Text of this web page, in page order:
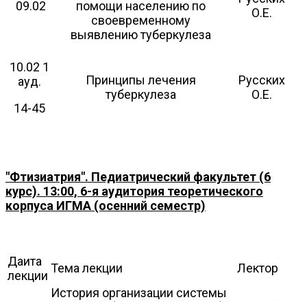
09.02
помощи населению по
своевременному
выявлению туберкулеза
О.Е.
10.02 1
ауд.
14-45
Принципы лечения
туберкулеза
Русских
О.Е.
"Фтизиатрия". Педиатрический факультет (6
курс). 13:00, 6-я аудитория теоретического
корпуса ИГМА (осенний семестр)
Даита
лекции
Тема лекции Лектор
История организации системы